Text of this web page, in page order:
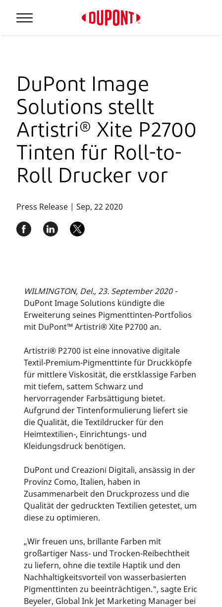
DuPont Image
Solutions stellt
Artistri® Xite P2700
Tinten für Roll-to-
Roll Drucker vor
Press Release | Sep, 22 2020
WILMINGTON, Del., 23. September 2020 -
DuPont Image Solutions kündigte die
Erweiterung seines Pigmenttinten-Portfolios
mit DuPont™ Artistri® Xite P2700 an.
Artistri® P2700 ist eine innovative digitale
Textil-Premium-Pigmenttinte für Druckköpfe
für mittlere Viskosität, die erstklassige Farben
mit tiefem, sattem Schwarz und
hervorragender Farbsättigung bietet.
Aufgrund der Tintenformulierung liefert sie
die Qualität, die Textildrucker für den
Heimtextilien-, Einrichtungs- und
Kleidungsdruck benötigen.
DuPont und Creazioni Digitali, ansässig in der
Provinz Como, Italien, haben in
Zusammenarbeit den Druckprozess und die
Qualität der gedruckten Textilien getestet, um
diese zu optimieren.
„Wir freuen uns, brillante Farben mit
großartiger Nass- und Trocken-Reibechtheit
zu liefern, ohne die textile Haptik und den
Nachhaltigkeitsvorteil von wasserbasierten
Pigmenttinten zu beeinträchtigen.", sagte Eric
Beyeler, Global Ink Jet Marketing Manager bei